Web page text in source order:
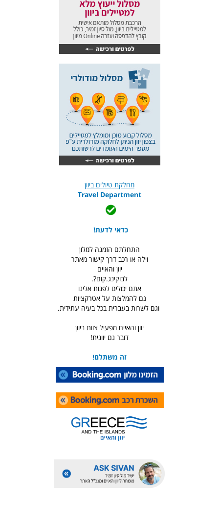
מחלקת טיולים ביוון
Travel Department
כדאי לדעת!
התחלתם הזמנה למלון
וילה או רכב דרך קישור מאתר
יוון והאיים
לבוקינג.קום?.
אתם יכולים לפנות אלינו
גם להמלצות על אטרקציות
וגם לשרות בעברית בכל בעיה עתידית.
יוון והאיים מפעיל צוות ביוון
דובר גם יוונית!
זה משתלם!